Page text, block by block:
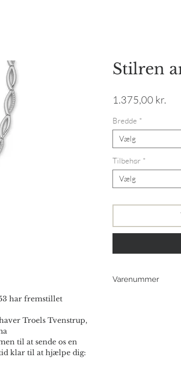
har fremstillet
Troels Tvenstrup,
til at sende os en
klar til at hjælpe dig:
Stilren
1.375,00 kr.
Bredde *
Vælg
Tilbehør *
Vælg
Varenummer